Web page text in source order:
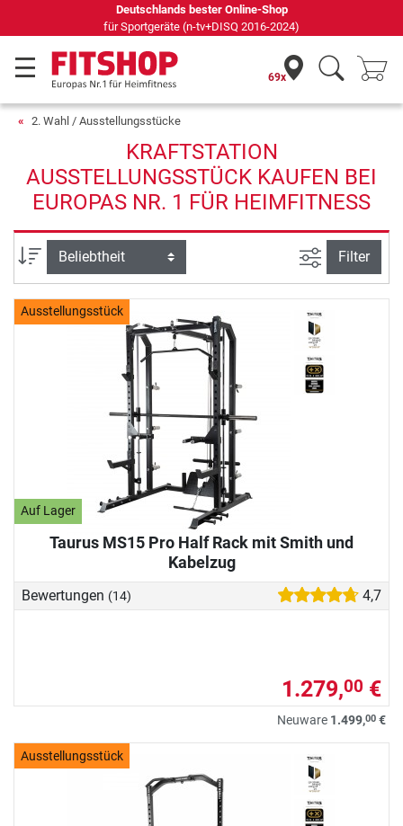
Deutschlands bester Online-Shop
für Sportgeräte (n-tv+DISQ 2016-2024)
69x
2. Wahl / Ausstellungsstücke
KRAFTSTATION
AUSSTELLUNGSSTÜCK KAUFEN BEI
EUROPAS NR. 1 FÜR HEIMFITNESS
Sortierung Ansicht
Filter
Ausstellungsstück
Auf Lager
Taurus MS15 Pro Half Rack mit Smith und
Kabelzug
Bewertungen (14) 4,7
1.279,00 €
Neuware 1.499,00 €
Ausstellungsstück